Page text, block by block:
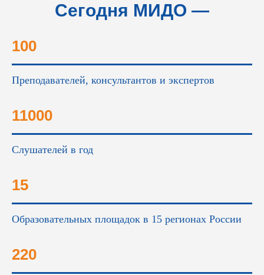
Сегодня МИДО —
100
Преподавателей, консультантов и экспертов
11000
Слушателей в год
15
Образовательных площадок в 15 регионах России
220